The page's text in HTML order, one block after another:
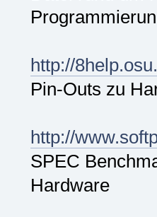
http://
Pin-Outs zu
http://
SPEC
Hardware